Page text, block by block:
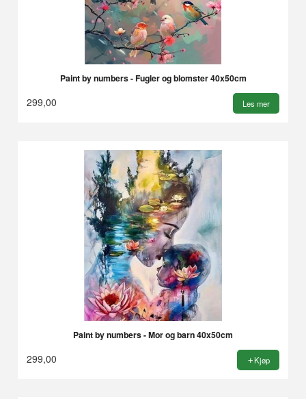
Paint by numbers - Fugler og blomster 40x50cm
299,00 Les mer
Paint by numbers - Mor og barn 40x50cm
299,00 Kjøp